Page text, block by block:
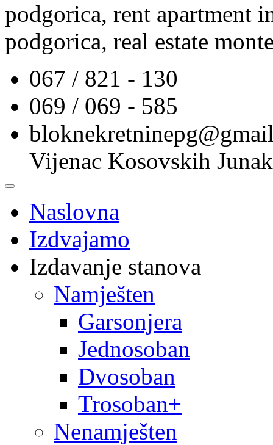
podgorica, rent apartment
podgorica, real estate
067 / 821 - 130
069 / 069 - 585
Vijenac Kosovskih
Naslovna
Izdvajamo
Izdavanje stanova
Namješten
Garsonjera
Jednosoban
Dvosoban
Trosoban+
Nenamješten